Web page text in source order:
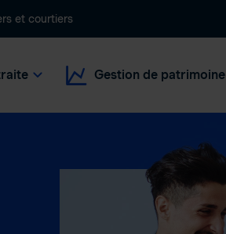
et courtiers
Gestion de patrimoine